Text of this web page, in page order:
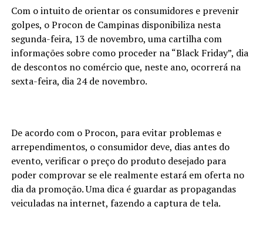
Com o intuito de orientar os consumidores e prevenir
golpes, o Procon de Campinas disponibiliza nesta
segunda-feira, 13 de novembro, uma cartilha com
informações sobre como proceder na “Black Friday”, dia
de descontos no comércio que, neste ano, ocorrerá na
sexta-feira, dia 24 de novembro.
De acordo com o Procon, para evitar problemas e
arrependimentos, o consumidor deve, dias antes do
evento, verificar o preço do produto desejado para
poder comprovar se ele realmente estará em oferta no
dia da promoção. Uma dica é guardar as propagandas
veiculadas na internet, fazendo a captura de tela.